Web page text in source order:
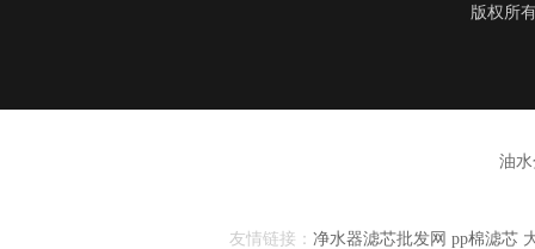
版权所
油
友情链接： 净水器滤芯批发网 pp棉滤芯